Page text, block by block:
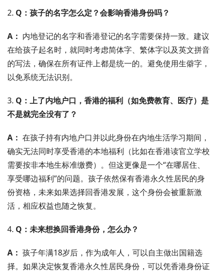
2. Q：孩子的名字怎么定？会影响香港身份吗？
A： 内地登记的名字和香港登记的名字需要保持一致。建议
在给孩子起名时，就同时考虑简体字、繁体字以及英文拼音
的写法，确保在所有证件上都是统一的。避免使用生僻字，
以免系统无法识别。
3. Q：上了内地户口，香港的福利（如免费教育、医疗）是
不是就完全没有了？
A： 在孩子持有内地户口并以此身份在内地生活学习期间，
确实无法同时享受香港的本地福利（比如在香港读官立学校
需要按非本地生标准缴费）。但这更像是一个“在哪居住、
享受哪边福利”的问题。孩子依然保有香港永久性居民的身
份资格，未来如果选择回香港发展，这个身份会被重新激
活，相应权益也随之恢复。
4. Q：未来想换回香港身份，怎么办？
A： 孩子年满18岁后，作为成年人，可以自主做出国籍选
择。如果决定恢复香港永久性居民身份，可以凭香港身份证